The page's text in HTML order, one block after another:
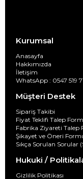
Kurumsal
Anasayfa
Hakkımızda
İletişim
WhatsApp : 0547 519
Müşteri Destek
Sipariş Takibi
Fiyat Teklifi Talep
Fabrika Ziyareti Talep
Şikayet ve Öneri
Sıkça Sorulan Sorular
Hukuki /
Gizlilik Politikası